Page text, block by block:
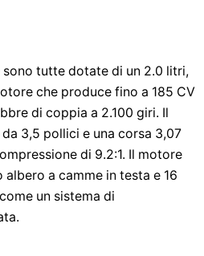
sono tutte dotate di un 2.0 litri,
che produce fino a 185 CV
di coppia a 2.100 giri. Il
3,5 pollici e una corsa 3,07
di 9.2:1. Il motore
a camme in testa e 16
un sistema di